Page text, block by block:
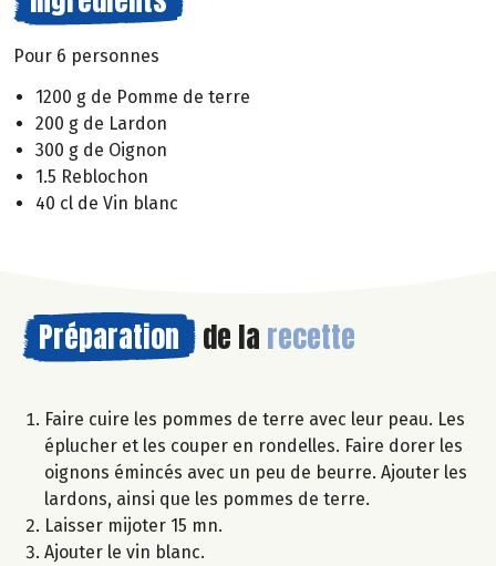
Pour 6 personnes
1200 g de Pomme de terre
200 g de Lardon
300 g de Oignon
1.5 Reblochon
40 cl de Vin blanc
Préparation de la recette
Faire cuire les pommes de terre avec leur peau. Les
éplucher et les couper en rondelles. Faire dorer les
oignons émincés avec un peu de beurre. Ajouter les
lardons, ainsi que les pommes de terre.
Laisser mijoter 15 mn.
Ajouter le vin blanc.